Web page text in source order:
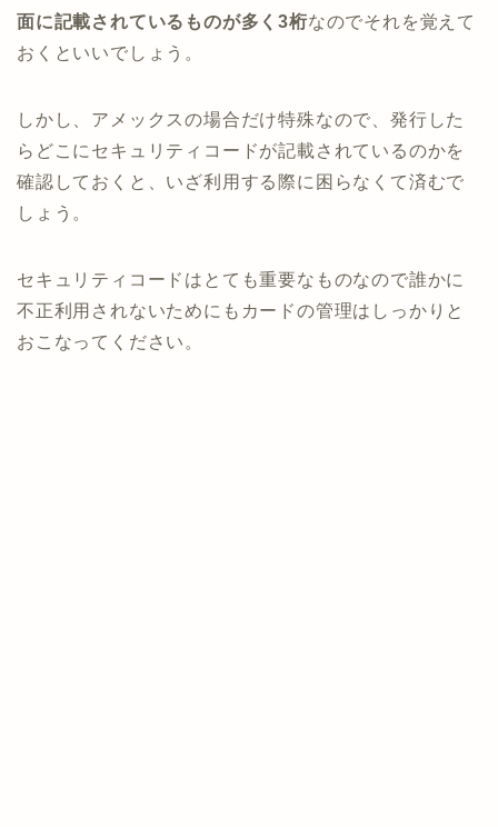
面に記載されているものが多く3桁なのでそれを覚えて
おくといいでしょう。
しかし、アメックスの場合だけ特殊なので、発行した
らどこにセキュリティコードが記載されているのかを
確認しておくと、いざ利用する際に困らなくて済むで
しょう。
セキュリティコードはとても重要なものなので誰かに
不正利用されないためにもカードの管理はしっかりと
おこなってください。